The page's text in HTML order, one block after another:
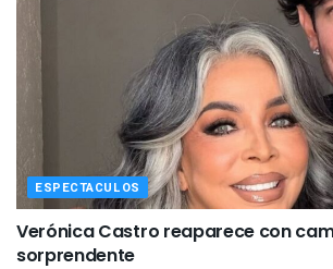
ESPECTACULOS
Verónica Castro reaparece con
sorprendente